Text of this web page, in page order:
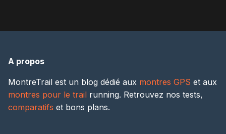
A propos
MontreTrail est un blog dédié aux montres GPS et aux
montres pour le trail running. Retrouvez nos tests,
comparatifs et bons plans.